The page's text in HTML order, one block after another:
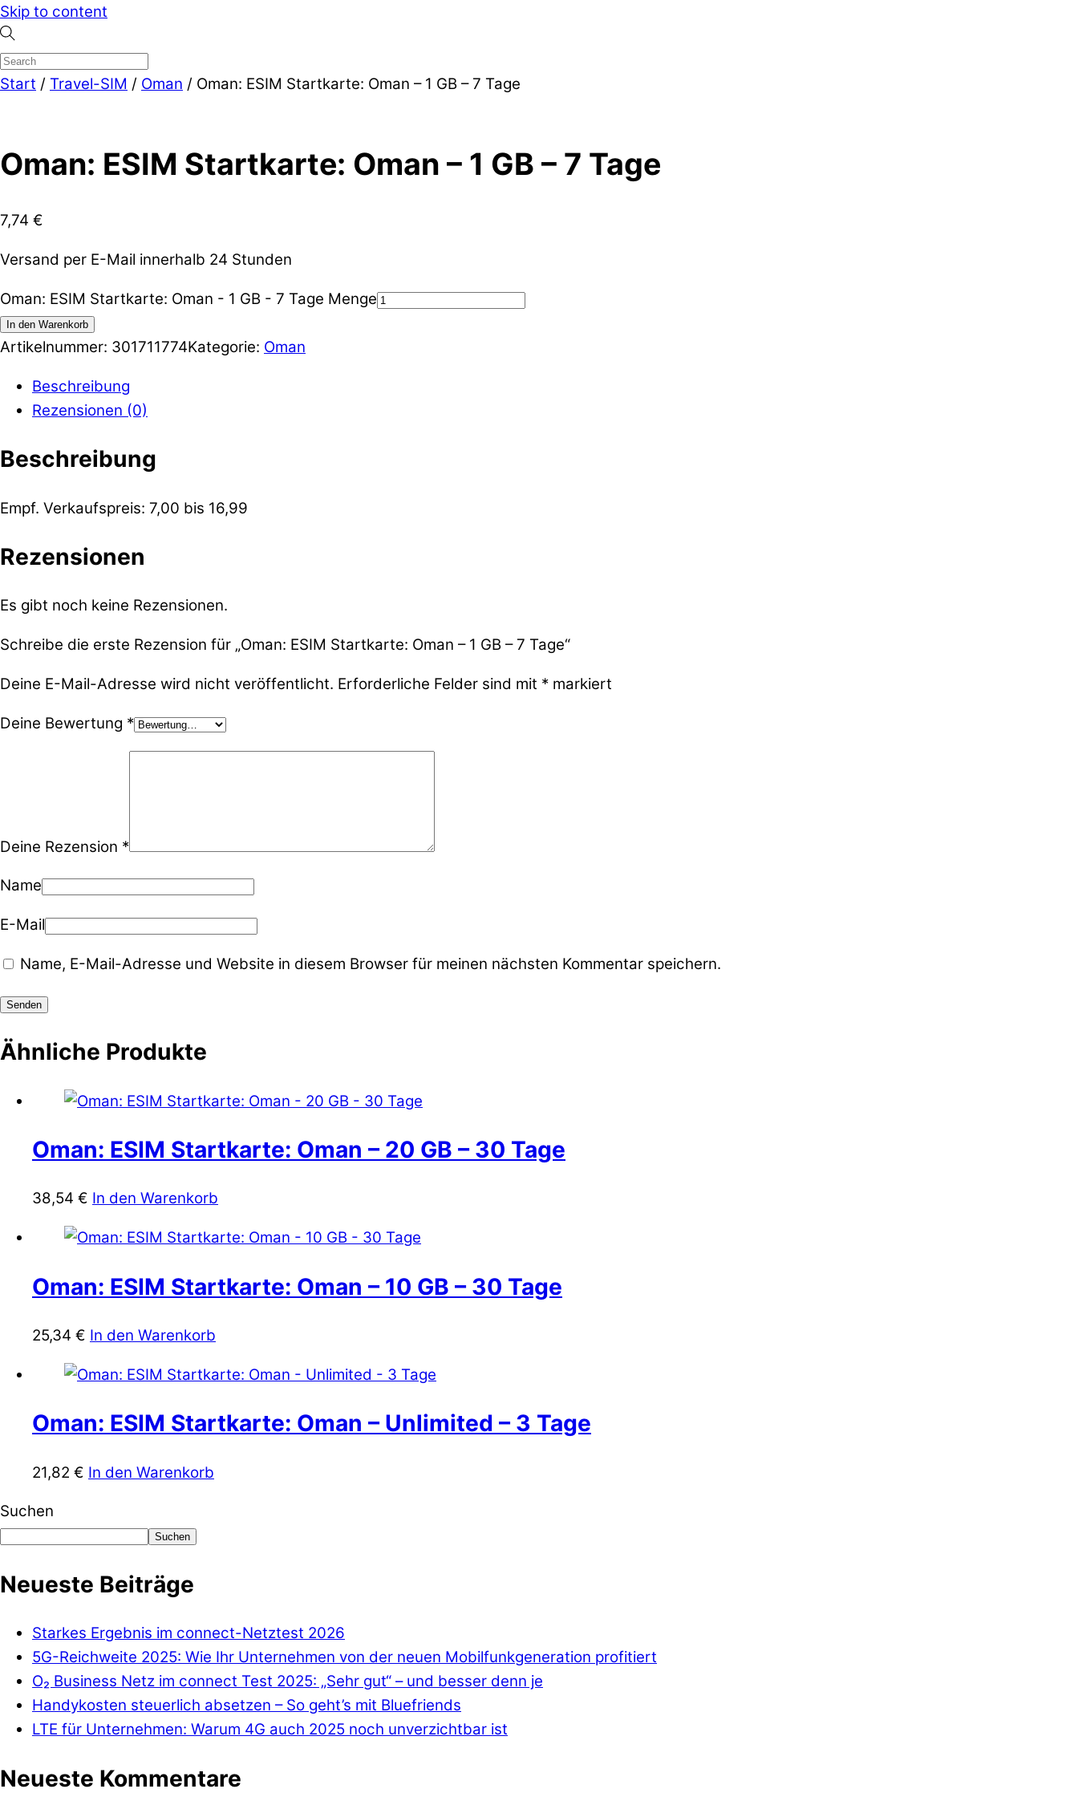
Skip to content
Start / Travel-SIM / Oman / Oman: ESIM Startkarte: Oman – 1 GB – 7 Tage
Oman: ESIM Startkarte: Oman – 1 GB – 7 Tage
7,74 €
Versand per E-Mail innerhalb 24 Stunden
Oman: ESIM Startkarte: Oman - 1 GB - 7 Tage Menge
In den Warenkorb
Artikelnummer: 301711774Kategorie: Oman
Beschreibung
Rezensionen (0)
Beschreibung
Empf. Verkaufspreis: 7,00 bis 16,99
Rezensionen
Es gibt noch keine Rezensionen.
Schreibe die erste Rezension für „Oman: ESIM Startkarte: Oman – 1 GB – 7 Tage“
Deine E-Mail-Adresse wird nicht veröffentlicht. Erforderliche Felder sind mit * markiert
Deine Bewertung *
Deine Rezension *
Name
E-Mail
Name, E-Mail-Adresse und Website in diesem Browser für meinen nächsten Kommentar speichern.
Ähnliche Produkte
Oman: ESIM Startkarte: Oman – 20 GB – 30 Tage
38,54 € In den Warenkorb
Oman: ESIM Startkarte: Oman – 10 GB – 30 Tage
25,34 € In den Warenkorb
Oman: ESIM Startkarte: Oman – Unlimited – 3 Tage
21,82 € In den Warenkorb
Suchen
Suchen
Neueste Beiträge
Starkes Ergebnis im connect-Netztest 2026
5G-Reichweite 2025: Wie Ihr Unternehmen von der neuen Mobilfunkgeneration profitiert
O₂ Business Netz im connect Test 2025: „Sehr gut“ – und besser denn je
Handykosten steuerlich absetzen – So geht’s mit Bluefriends
LTE für Unternehmen: Warum 4G auch 2025 noch unverzichtbar ist
Neueste Kommentare